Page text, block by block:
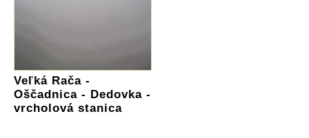
Veľká Rača -
Oščadnica - Dedovka -
vrcholová stanica